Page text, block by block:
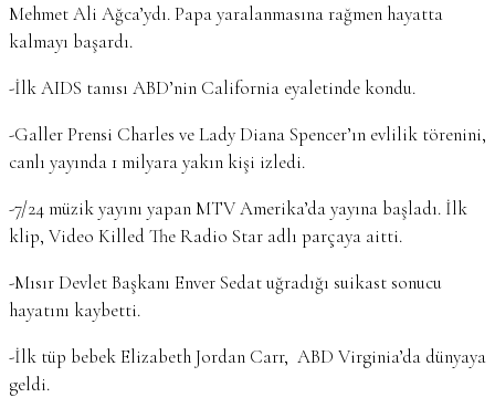
Mehmet Ali Ağca’ydı. Papa yaralanmasına rağmen hayatta
kalmayı başardı.
-İlk AIDS tanısı ABD’nin California eyaletinde kondu.
-Galler Prensi Charles ve Lady Diana Spencer’ın evlilik törenini,
canlı yayında 1 milyara yakın kişi izledi.
-7/24 müzik yayını yapan MTV Amerika’da yayına başladı. İlk
klip, Video Killed The Radio Star adlı parçaya aitti.
-Mısır Devlet Başkanı Enver Sedat uğradığı suikast sonucu
hayatını kaybetti.
-İlk tüp bebek Elizabeth Jordan Carr, ABD Virginia’da dünyaya
geldi.